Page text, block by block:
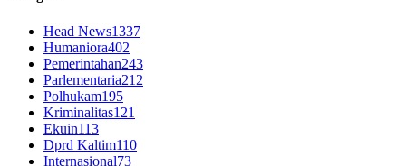
Head News1337
Humaniora402
Pemerintahan243
Parlementaria212
Polhukam195
Kriminalitas121
Ekuin113
Dprd Kaltim110
Internasional73